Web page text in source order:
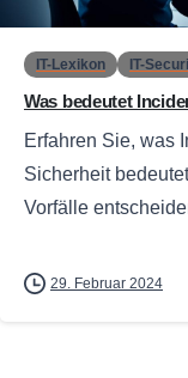
IT-Lexikon IT-
Was bedeutet
Erfahren Sie, was
Sicherheit
Vorfälle
29. Februar 2024